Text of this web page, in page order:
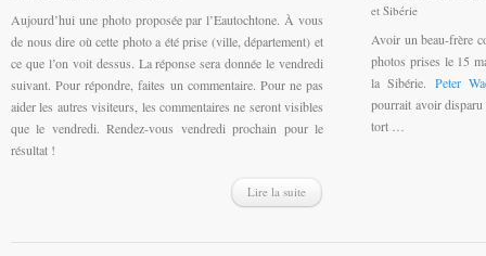
Aujourd’hui une photo proposée par l’Eautochtone. À vous
de nous dire où cette photo a été prise (ville, département) et
ce que l’on voit dessus. La réponse sera donnée le vendredi
suivant. Pour répondre, faites un commentaire. Pour ne pas
aider les autres visiteurs, les commentaires ne seront visibles
que le vendredi. Rendez-vous vendredi prochain pour le
résultat !
Lire la suite
et Sibérie
Avoir un beau-frère
photos prises le 15
la Sibérie.Peter
pourrait avoir
tort …